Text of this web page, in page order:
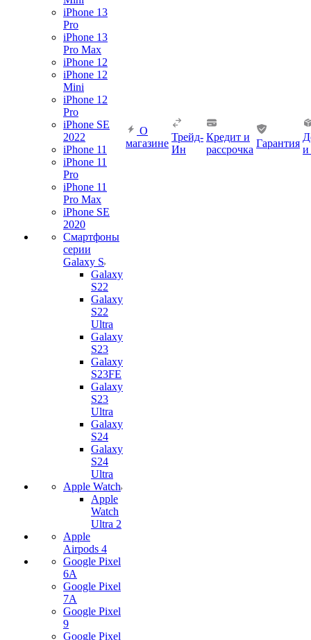
iPhone 13
Pro
iPhone 13
Pro Max
iPhone 12
iPhone 12
Mini
iPhone 12
Pro
iPhone SE
2022
iPhone 11
iPhone 11
Pro
iPhone 11
Pro Max
iPhone SE
2020
Смартфоны
серии
Galaxy S
Galaxy
S22
Galaxy
S22
Ultra
Galaxy
S23
Galaxy
S23FE
Galaxy
S23
Ultra
Galaxy
S24
Galaxy
S24
Ultra
Apple Watch
Apple
Watch
Ultra 2
Apple
Airpods 4
Google Pixel
6A
Google Pixel
7А
Google Pixel
9
Google Pixel
О
магазине
Трейд-
Ин
Кредит и
рассрочка
Гарантия
и